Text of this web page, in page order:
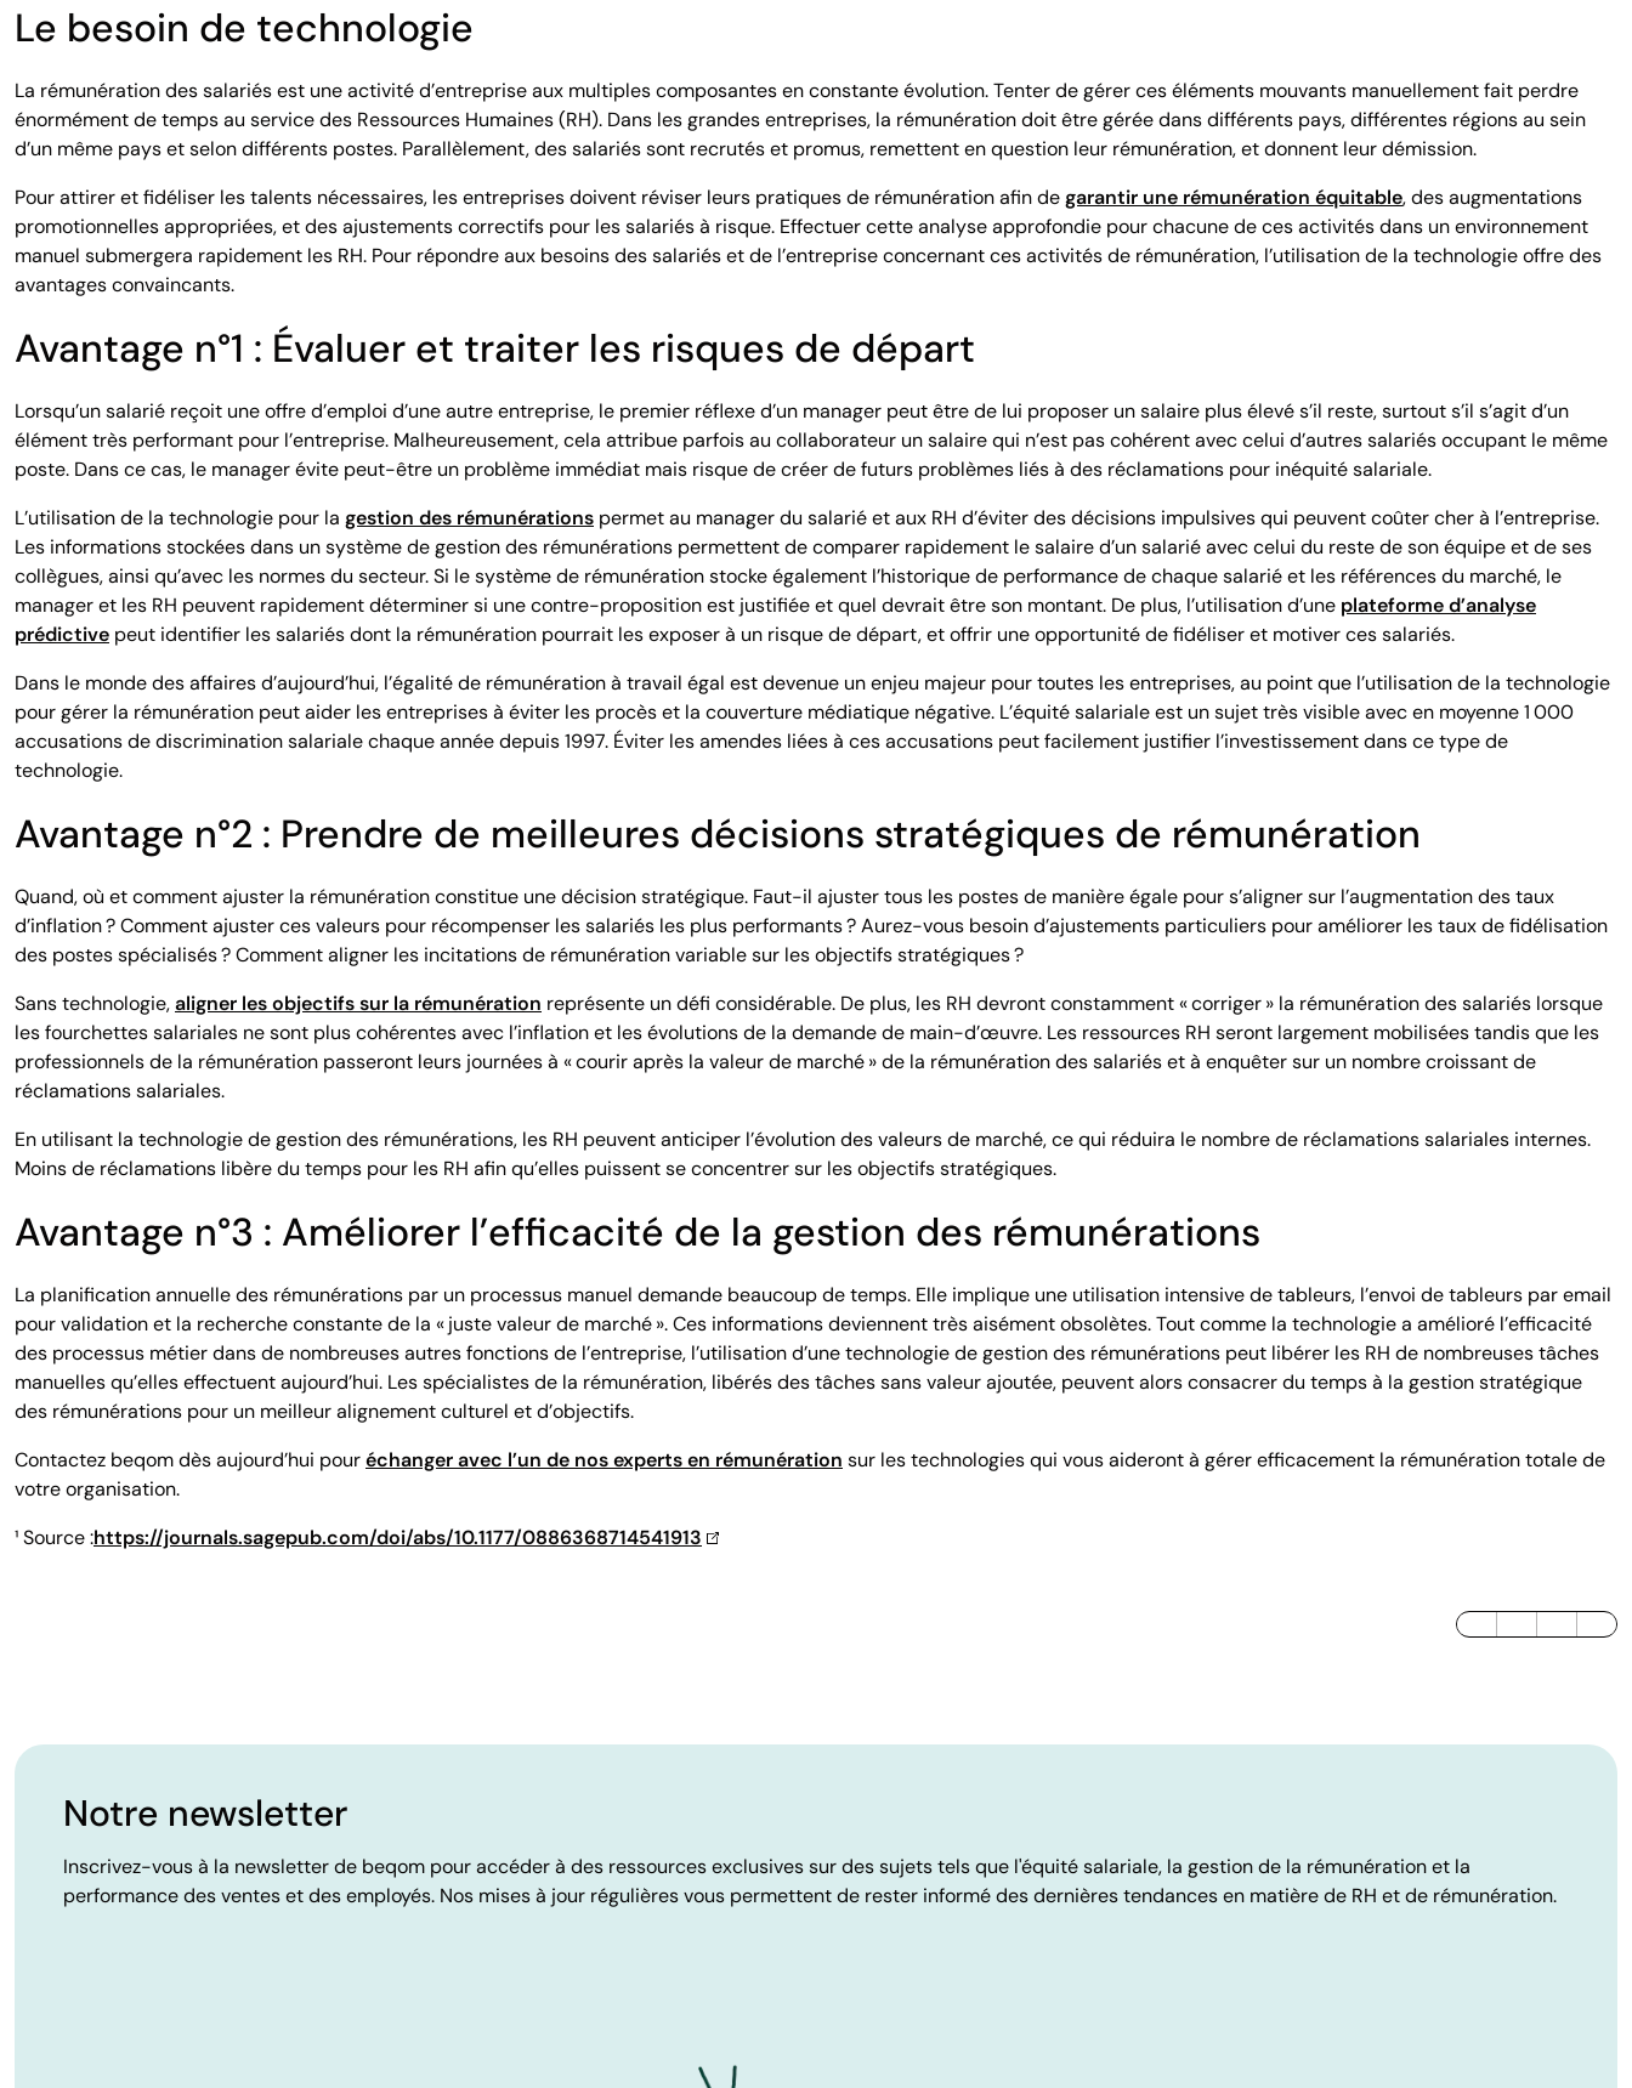
Le besoin de technologie
La rémunération des salariés est une activité d’entreprise aux multiples composantes en constante évolution. Tenter de gérer ces éléments mouvants manuellement fait perdre
énormément de temps au service des Ressources Humaines (RH). Dans les grandes entreprises, la rémunération doit être gérée dans différents pays, différentes régions au sein
d’un même pays et selon différents postes. Parallèlement, des salariés sont recrutés et promus, remettent en question leur rémunération, et donnent leur démission.
Pour attirer et fidéliser les talents nécessaires, les entreprises doivent réviser leurs pratiques de rémunération afin degarantir une rémunération équitable, des augmentations
promotionnelles appropriées, et des ajustements correctifs pour les salariés à risque. Effectuer cette analyse approfondie pour chacune de ces activités dans un environnement
manuel submergera rapidement les RH. Pour répondre aux besoins des salariés et de l’entreprise concernant ces activités de rémunération, l’utilisation de la technologie offre des
avantages convaincants.
Avantage n°1 : Évaluer et traiter les risques de départ
Lorsqu’un salarié reçoit une offre d’emploi d’une autre entreprise, le premier réflexe d’un manager peut être de lui proposer un salaire plus élevé s’il reste, surtout s’il s’agit d’un
élément très performant pour l’entreprise. Malheureusement, cela attribue parfois au collaborateur un salaire qui n’est pas cohérent avec celui d’autres salariés occupant le même
poste. Dans ce cas, le manager évite peut-être un problème immédiat mais risque de créer de futurs problèmes liés à des réclamations pour inéquité salariale.
L’utilisation de la technologie pour la gestion des rémunérations permet au manager du salarié et aux RH d’éviter des décisions impulsives qui peuvent coûter cher à l’entreprise.
Les informations stockées dans un système de gestion des rémunérations permettent de comparer rapidement le salaire d’un salarié avec celui du reste de son équipe et de ses
collègues, ainsi qu’avec les normes du secteur. Si le système de rémunération stocke également l’historique de performance de chaque salarié et les références du marché, le
manager et les RH peuvent rapidement déterminer si une contre-proposition est justifiée et quel devrait être son montant. De plus, l’utilisation d’une plateforme d’analyse
prédictive peut identifier les salariés dont la rémunération pourrait les exposer à un risque de départ, et offrir une opportunité de fidéliser et motiver ces salariés.
Dans le monde des affaires d’aujourd’hui, l’égalité de rémunération à travail égal est devenue un enjeu majeur pour toutes les entreprises, au point que l’utilisation de la technologie
pour gérer la rémunération peut aider les entreprises à éviter les procès et la couverture médiatique négative. L’équité salariale est un sujet très visible avec en moyenne 1 000
accusations de discrimination salariale chaque année depuis 1997. Éviter les amendes liées à ces accusations peut facilement justifier l’investissement dans ce type de
technologie.
Avantage n°2 : Prendre de meilleures décisions stratégiques de rémunération
Quand, où et comment ajuster la rémunération constitue une décision stratégique. Faut-il ajuster tous les postes de manière égale pour s’aligner sur l’augmentation des taux
d’inflation ? Comment ajuster ces valeurs pour récompenser les salariés les plus performants ? Aurez-vous besoin d’ajustements particuliers pour améliorer les taux de fidélisation
des postes spécialisés ? Comment aligner les incitations de rémunération variable sur les objectifs stratégiques ?
Sans technologie,aligner les objectifs sur la rémunération représente un défi considérable. De plus, les RH devront constamment « corriger » la rémunération des salariés lorsque
les fourchettes salariales ne sont plus cohérentes avec l’inflation et les évolutions de la demande de main-d’œuvre. Les ressources RH seront largement mobilisées tandis que les
professionnels de la rémunération passeront leurs journées à « courir après la valeur de marché » de la rémunération des salariés et à enquêter sur un nombre croissant de
réclamations salariales.
En utilisant la technologie de gestion des rémunérations, les RH peuvent anticiper l’évolution des valeurs de marché, ce qui réduira le nombre de réclamations salariales internes.
Moins de réclamations libère du temps pour les RH afin qu’elles puissent se concentrer sur les objectifs stratégiques.
Avantage n°3 : Améliorer l’efficacité de la gestion des rémunérations
La planification annuelle des rémunérations par un processus manuel demande beaucoup de temps. Elle implique une utilisation intensive de tableurs, l’envoi de tableurs par email
pour validation et la recherche constante de la « juste valeur de marché ». Ces informations deviennent très aisément obsolètes. Tout comme la technologie a amélioré l’efficacité
des processus métier dans de nombreuses autres fonctions de l’entreprise, l’utilisation d’une technologie de gestion des rémunérations peut libérer les RH de nombreuses tâches
manuelles qu’elles effectuent aujourd’hui. Les spécialistes de la rémunération, libérés des tâches sans valeur ajoutée, peuvent alors consacrer du temps à la gestion stratégique
des rémunérations pour un meilleur alignement culturel et d’objectifs.
Contactez beqom dès aujourd’hui pouréchanger avec l’un de nos experts en rémunération sur les technologies qui vous aideront à gérer efficacement la rémunération totale de
votre organisation.
¹ Source :https://journals.sagepub.com/doi/abs/10.1177/0886368714541913
LinkedInTwitter / XFacebook
Notre newsletter
Inscrivez-vous à la newsletter de beqom pour accéder à des ressources exclusives sur des sujets tels que l'équité salariale, la gestion de la rémunération et la
performance des ventes et des employés. Nos mises à jour régulières vous permettent de rester informé des dernières tendances en matière de RH et de rémunération.